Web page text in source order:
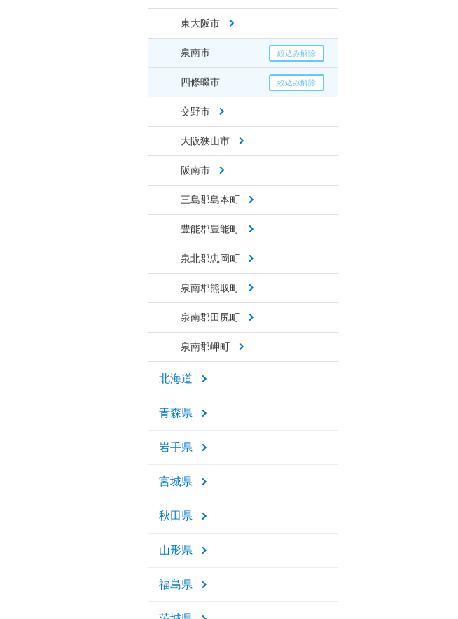
東大阪市
泉南市
四條畷市
交野市
大阪狭山市
阪南市
三島郡島本町
豊能郡豊能町
泉北郡忠岡町
泉南郡熊取町
泉南郡田尻町
泉南郡岬町
北海道
青森県
岩手県
宮城県
秋田県
山形県
福島県